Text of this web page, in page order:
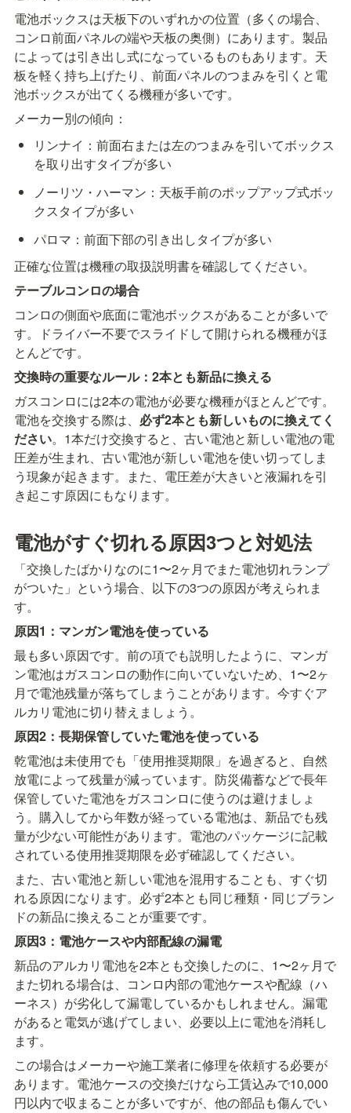
電池ボックスは天板下のいずれかの位置（多くの場合、
コンロ前面パネルの端や天板の奥側）にあります。製品
によっては引き出し式になっているものもあります。天
板を軽く持ち上げたり、前面パネルのつまみを引くと電
池ボックスが出てくる機種が多いです。
メーカー別の傾向：
リンナイ：前面右または左のつまみを引いてボックス
を取り出すタイプが多い
ノーリツ・ハーマン：天板手前のポップアップ式ボッ
クスタイプが多い
パロマ：前面下部の引き出しタイプが多い
正確な位置は機種の取扱説明書を確認してください。
テーブルコンロの場合
コンロの側面や底面に電池ボックスがあることが多いで
す。ドライバー不要でスライドして開けられる機種がほ
とんどです。
交換時の重要なルール：2本とも新品に換える
ガスコンロには2本の電池が必要な機種がほとんどです。
電池を交換する際は、 必ず2本とも新しいものに換えてく
ださい。1本だけ交換すると、古い電池と新しい電池の電
圧差が生まれ、古い電池が新しい電池を使い切ってしま
う現象が起きます。また、電圧差が大きいと液漏れを引
き起こす原因にもなります。
電池がすぐ切れる原因3つと対処法
「交換したばかりなのに1〜2ヶ月でまた電池切れランプ
がついた」という場合、以下の3つの原因が考えられま
す。
原因1：マンガン電池を使っている
最も多い原因です。前の項でも説明したように、マンガ
ン電池はガスコンロの動作に向いていないため、1〜2ヶ
月で電池残量が落ちてしまうことがあります。今すぐア
ルカリ電池に切り替えましょう。
原因2：長期保管していた電池を使っている
乾電池は未使用でも「使用推奨期限」を過ぎると、自然
放電によって残量が減っています。防災備蓄などで長年
保管していた電池をガスコンロに使うのは避けましょ
う。購入してから年数が経っている電池は、新品でも残
量が少ない可能性があります。電池のパッケージに記載
されている使用推奨期限を必ず確認してください。
また、古い電池と新しい電池を混用することも、すぐ切
れる原因になります。必ず2本とも同じ種類・同じブラン
ドの新品に換えることが重要です。
原因3：電池ケースや内部配線の漏電
新品のアルカリ電池を2本とも交換したのに、1〜2ヶ月で
また切れる場合は、コンロ内部の電池ケースや配線（ハ
ーネス）が劣化して漏電しているかもしれません。漏電
があると電気が逃げてしまい、必要以上に電池を消耗し
ます。
この場合はメーカーや施工業者に修理を依頼する必要が
あります。電池ケースの交換だけなら工賃込みで10,000
円以内で収まることが多いですが、他の部品も傷んでい